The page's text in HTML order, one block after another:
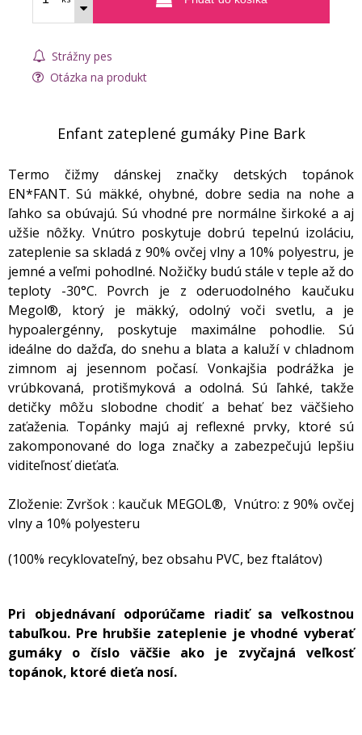
Strážny pes
Otázka na produkt
Enfant zateplené gumáky Pine Bark
Termo čižmy dánskej značky detských topánok
EN*FANT. Sú mäkké, ohybné, dobre sedia na nohe a
ľahko sa obúvajú. Sú vhodné pre normálne širkoké a aj
užšie nôžky. Vnútro poskytuje dobrú tepelnú izoláciu,
zateplenie sa skladá z 90% ovčej vlny a 10% polyestru, je
jemné a veľmi pohodlné. Nožičky budú stále v teple až do
teploty -30°C. Povrch je z oderuodolného kaučuku
Megol®, ktorý je mäkký, odolný voči svetlu, a je
hypoalergénny, poskytuje maximálne pohodlie. Sú
ideálne do dažďa, do snehu a blata a kaluží v chladnom
zimnom aj jesennom počasí. Vonkajšia podrážka je
vrúbkovaná, protišmyková a odolná. Sú ľahké, takže
detičky môžu slobodne chodiť a behať bez väčšieho
zaťaženia. Topánky majú aj reflexné prvky, ktoré sú
zakomponované do loga značky a zabezpečujú lepšiu
viditeľnosť dieťaťa.
Zloženie: Zvršok : kaučuk MEGOL®, Vnútro: z 90% ovčej
vlny a 10% polyesteru
(100% recyklovateľný, bez obsahu PVC, bez ftalátov)
Pri objednávaní odporúčame riadiť sa veľkostnou
tabuľkou. Pre hrubšie zateplenie je vhodné vyberať
gumáky o číslo väčšie ako je zvyčajná veľkosť
topánok, ktoré dieťa nosí.